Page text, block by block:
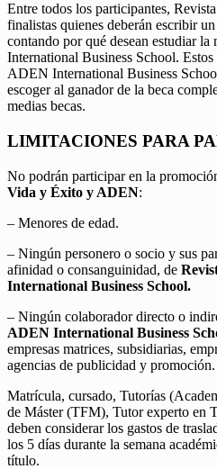
Entre todos los participantes,
finalistas quienes deberán escribir un
contando por qué desean estudiar
International Business School.
ADEN International Business
escoger al ganador de la beca
medias becas.
LIMITACIONES PARA
No podrán participar en la
Vida y Éxito y ADEN:
– Menores de edad.
– Ningún personero o socio y sus
afinidad o consanguinidad, de
International Business School.
– Ningún colaborador directo o
ADEN International Business
empresas matrices, subsidiarias,
agencias de publicidad y promoción.
Matrícula, cursado, Tutorías
de Máster (TFM), Tutor experto en
deben considerar los gastos de
los 5 días durante la semana
título.